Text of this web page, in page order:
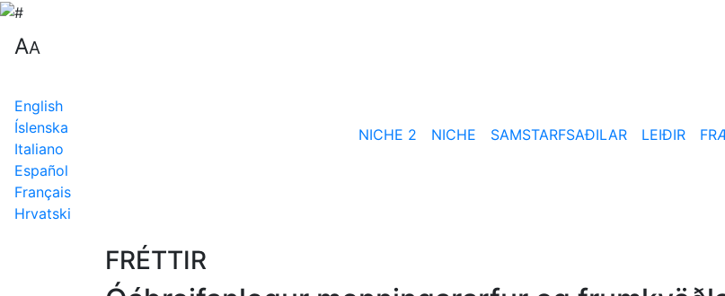
AA
English
Íslenska
Italiano
Español
Français
Hrvatski
NICHE 2 NICHE SAMSTARFSAÐILAR LEIÐIR
FRÉTTIR